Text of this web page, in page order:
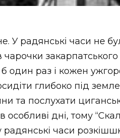
У радянські часи не
один раз і кожен
глибоко під
та послухати
дні, тому
часи